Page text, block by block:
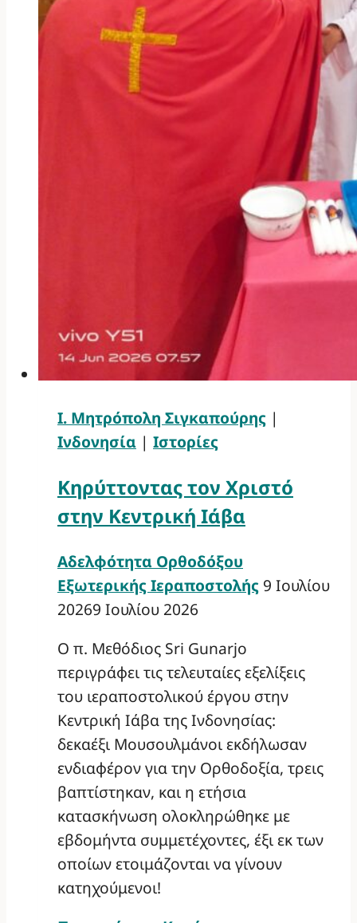
Ι. Μητρόπολη Σιγκαπούρης |
Ινδονησία | Ιστορίες
Κηρύττοντας τον Χριστό
στην Κεντρική Ιάβα
Αδελφότητα Ορθοδόξου
Εξωτερικής Ιεραποστολής 9 Ιουλίου
20269 Ιουλίου 2026
Ο π. Μεθόδιος Sri Gunarjo
περιγράφει τις τελευταίες εξελίξεις
του ιεραποστολικού έργου στην
Κεντρική Ιάβα της Ινδονησίας:
δεκαέξι Μουσουλμάνοι εκδήλωσαν
ενδιαφέρον για την Ορθοδοξία, τρεις
βαπτίστηκαν, και η ετήσια
κατασκήνωση ολοκληρώθηκε με
εβδομήντα συμμετέχοντες, έξι εκ των
οποίων ετοιμάζονται να γίνουν
κατηχούμενοι!